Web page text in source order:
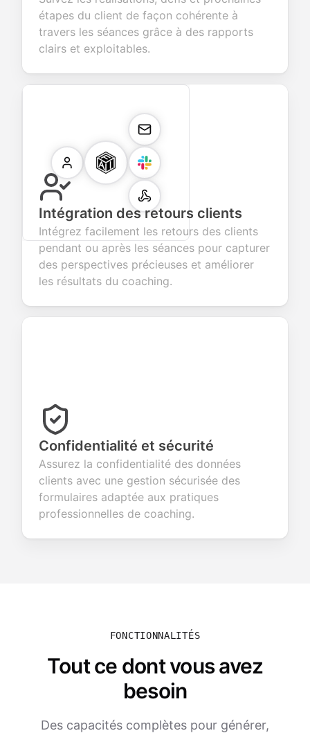
étapes du client de façon cohérente à
travers les séances grâce à des rapports
clairs et exploitables.
Intégration des retours clients
Intégrez facilement les retours des clients
pendant ou après les séances pour capturer
des perspectives précieuses et améliorer
les résultats du coaching.
Confidentialité et sécurité
Assurez la confidentialité des données
clients avec une gestion sécurisée des
formulaires adaptée aux pratiques
professionnelles de coaching.
FONCTIONNALITÉS
Tout ce dont vous avez
besoin
Des capacités complètes pour générer,